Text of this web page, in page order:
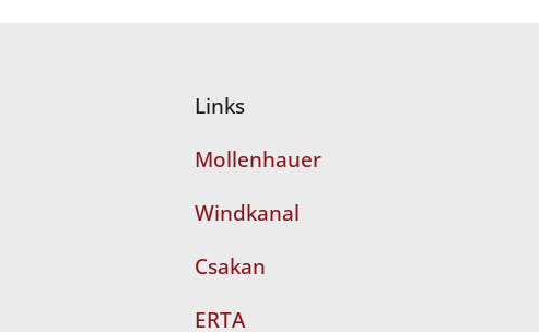
Links
Mollenhauer
Windkanal
Csakan
ERTA